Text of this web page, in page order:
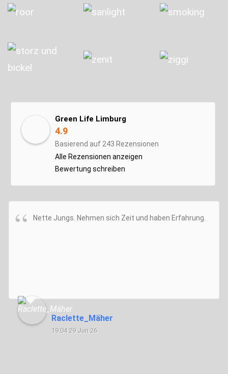
Green Life Limburg
4.9
Basierend auf 243 Rezensionen
Alle Rezensionen anzeigen
Bewertung schreiben
Nette Jungs. Nehmen sich Zeit und haben Erfahrung.
Raclette_Mäher
19:04 29 Jun 26